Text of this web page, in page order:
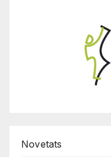
Novetats